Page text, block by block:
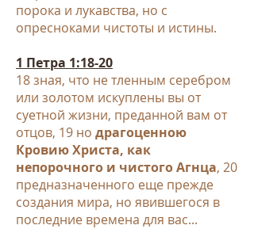
порока и лукавства, но с
опресноками чистоты и истины.
1 Петра 1:18-20
18 зная, что не тленным серебром
или золотом искуплены вы от
суетной жизни, преданной вам от
отцов, 19 но драгоценною
Кровию Христа, как
непорочного и чистого Агнца, 20
предназначенного еще прежде
создания мира, но явившегося в
последние времена для вас...